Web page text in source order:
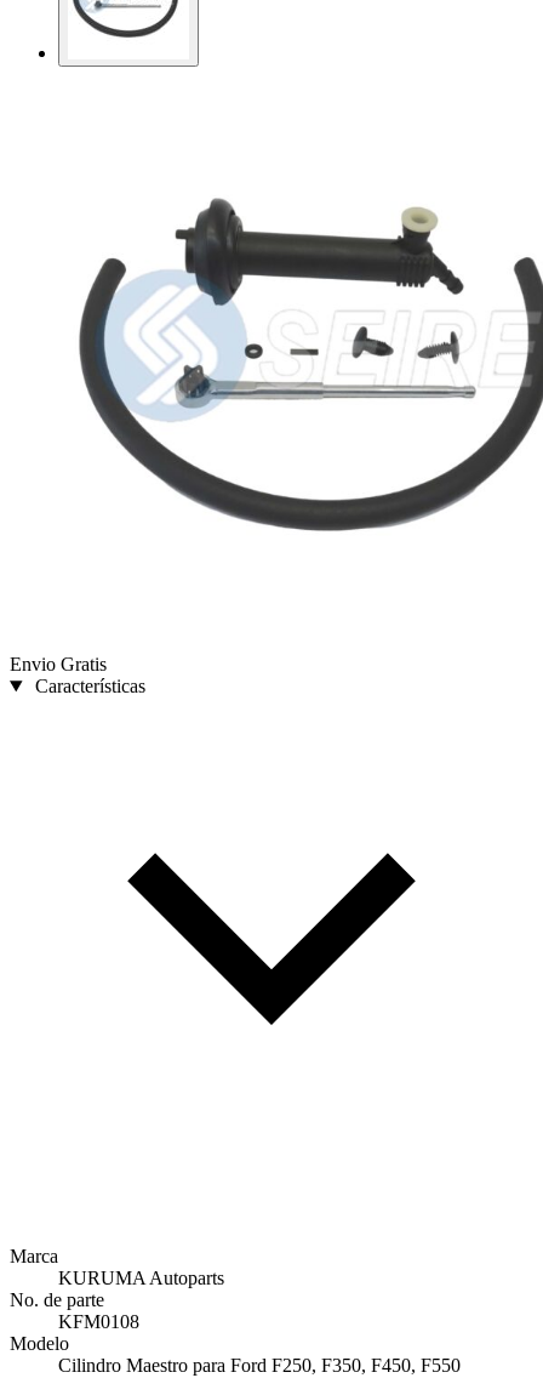
Envio Gratis
Características
Marca
KURUMA Autoparts
No. de parte
KFM0108
Modelo
Cilindro Maestro para Ford F250, F350, F450, F550